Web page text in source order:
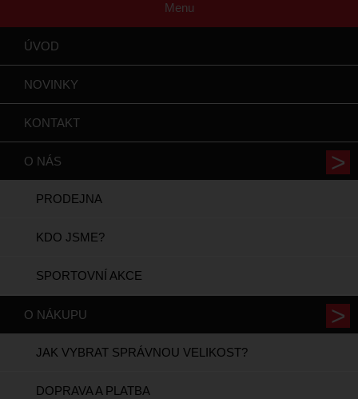
Menu
ÚVOD
NOVINKY
KONTAKT
O NÁS
PRODEJNA
KDO JSME?
SPORTOVNÍ AKCE
O NÁKUPU
JAK VYBRAT SPRÁVNOU VELIKOST?
DOPRAVA A PLATBA